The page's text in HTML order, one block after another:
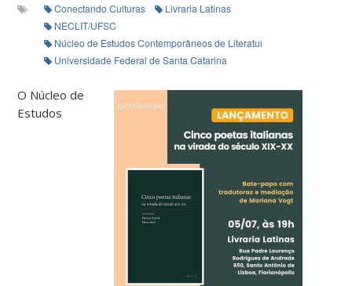
Conectando Culturas
Livraria Latinas
NECLIT/UFSC
Núcleo de Estudos Contemporâneos de Literatura Italiana
Universidade Federal de Santa Catarina
O Núcleo de
Estudos